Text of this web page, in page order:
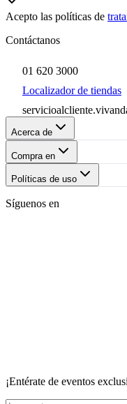
Acepto las políticas de
Contáctanos
01 620 3000
Localizador de tiendas
Acerca de
Compra en
Políticas de uso
Síguenos en
¡Entérate de eventos